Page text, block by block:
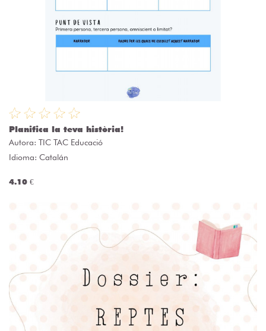
Planifica la teva història!
Autora: TIC TAC Educació
Idioma: Catalán
4.10 €